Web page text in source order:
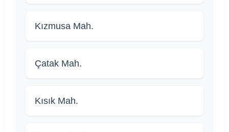
Kızmusa Mah.
Çatak Mah.
Kısık Mah.